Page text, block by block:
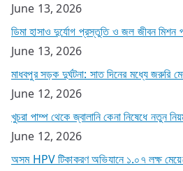
June 13, 2026
ডিমা হাসাও দুর্যোগ প্রস্তুতি ও জল জীবন মিশন
June 13, 2026
মাধবপুর সড়ক দুর্ঘটনা: সাত দিনের মধ্যে জরুরি
June 12, 2026
খুচরা পাম্প থেকে জ্বালানি কেনা নিষেধে নতুন
June 12, 2026
অসম HPV টিকাকরণ অভিযানে ১.০৭ লক্ষ